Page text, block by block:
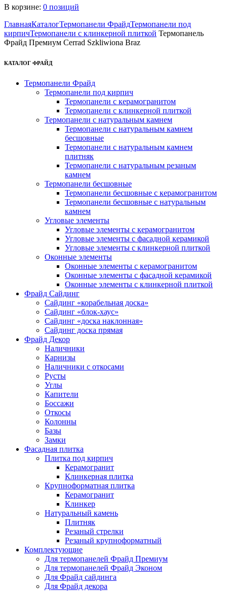
В корзине: 0 позиций
ГлавнаяКаталогТермопанели ФрайдТермопанели под
кирпичТермопанели с клинкерной плиткой Термопанель
Фрайд Премиум Cerrad Szkliwiona Braz
КАТАЛОГ ФРАЙД
Термопанели Фрайд
Термопанели под кирпич
Термопанели с керамогранитом
Термопанели с клинкерной плиткой
Термопанели с натуральным камнем
Термопанели с натуральным камнем
бесшовные
Термопанели с натуральным камнем
плитняк
Термопанели с натуральным резаным
камнем
Термопанели бесшовные
Термопанели бесшовные с керамогранитом
Термопанели бесшовные с натуральным
камнем
Угловые элементы
Угловые элементы с керамогранитом
Угловые элементы с фасадной керамикой
Угловые элементы с клинкерной плиткой
Оконные элементы
Оконные элементы с керамогранитом
Оконные элементы с фасадной керамикой
Оконные элементы с клинкерной плиткой
Фрайд Сайдинг
Сайдинг «корабельная доска»
Сайдинг «блок-хаус»
Сайдинг «доска наклонная»
Сайдинг доска прямая
Фрайд Декор
Наличники
Карнизы
Наличники с откосами
Русты
Углы
Капители
Боссажи
Откосы
Колонны
Базы
Замки
Фасадная плитка
Плитка под кирпич
Керамогранит
Клинкерная плитка
Крупноформатная плитка
Керамогранит
Клинкер
Натуральный камень
Плитняк
Резаный стрелки
Резаный крупноформатный
Комплектующие
Для термопанелей Фрайд Премиум
Для термопанелей Фрайд Эконом
Для Фрайд сайдинга
Для Фрайд декора